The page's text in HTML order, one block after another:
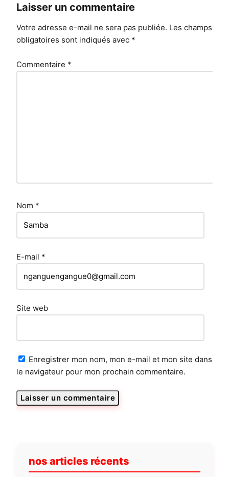
Laisser un commentaire
Votre adresse e-mail ne sera pas publiée. Les champs
obligatoires sont indiqués avec *
Commentaire *
Nom *
E-mail *
Site web
Enregistrer mon nom, mon e-mail et mon site dans
le navigateur pour mon prochain commentaire.
nos articles récents